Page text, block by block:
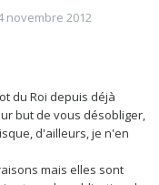
novembre 2012
du Roi depuis déjà
but de vous désobliger,
d'ailleurs, je n'en
mais elles sont